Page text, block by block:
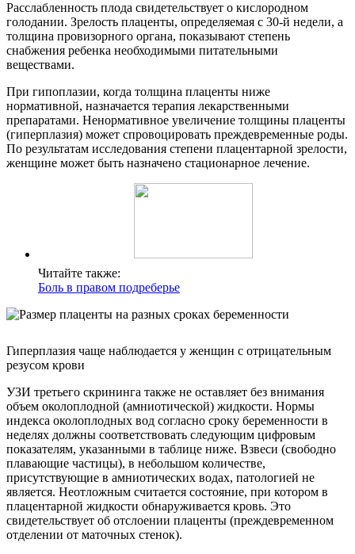
Расслабленность плода свидетельствует о кислородном
голодании. Зрелость плаценты, определяемая с 30-й недели, а
толщина провизорного органа, показывают степень
снабжения ребенка необходимыми питательными
веществами.
При гипоплазии, когда толщина плаценты ниже
нормативной, назначается терапия лекарственными
препаратами. Ненормативное увеличение толщины плаценты
(гиперплазия) может спровоцировать преждевременные роды.
По результатам исследования степени плацентарной зрелости,
женщине может быть назначено стационарное лечение.
Читайте также:
Боль в правом подреберье
Гиперплазия чаще наблюдается у женщин с отрицательным
резусом крови
УЗИ третьего скрининга также не оставляет без внимания
объем околоплодной (амниотической) жидкости. Нормы
индекса околоплодных вод согласно сроку беременности в
неделях должны соответствовать следующим цифровым
показателям, указанными в таблице ниже. Взвеси (свободно
плавающие частицы), в небольшом количестве,
присутствующие в амниотических водах, патологией не
является. Неотложным считается состояние, при котором в
плацентарной жидкости обнаруживается кровь. Это
свидетельствует об отслоении плаценты (преждевременном
отделении от маточных стенок).